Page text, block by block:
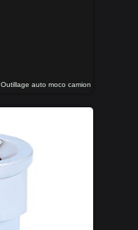
Outillage auto moco camion